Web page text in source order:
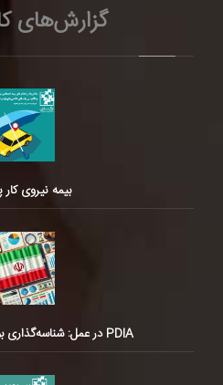
گزارش‌های
بیمه نیروی کار
PDIA در عمل: شناسه‌گذاری بودجه و طبقه‌بندی آن